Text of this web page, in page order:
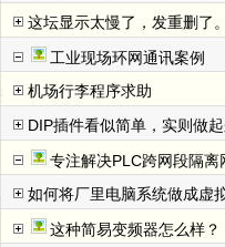
这坛显示太慢了，发重删了
工业现场环网通讯案例
机场行李程序求助
DIP插件看似简单，实则做
专注解决PLC跨网段隔离
如何将厂里电脑系统做成虚
这种简易变频器怎么样？